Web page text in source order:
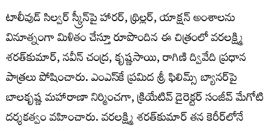
టాలీవుడ్ సిల్వర్ స్క్రీన్‌పై హారర్, థ్రిల్లర్, యాక్షన్ అంశాలను
వినూత్నంగా మిళితం చేస్తూ రూపొందిన ఈ చిత్రంలో వరలక్ష్మి
శరత్‌కుమార్, నవీన్ చంద్ర, కృష్ణసాయి, రాగిణి ద్వివేది ప్రధాన
పాత్రలు పోషించారు. ఎంఎస్‌కే ప్రమిద శ్రీ ఫిలిమ్స్ బ్యానర్‌పై
బాలకృష్ణ మహారాణా నిర్మించగా, క్రియేటివ్ డైరెక్టర్ సంజీవ్ మేగోటి
దర్శకత్వం వహించారు. వరలక్ష్మి శరత్‌కుమార్ త‌న కెరీర్‌లోనే